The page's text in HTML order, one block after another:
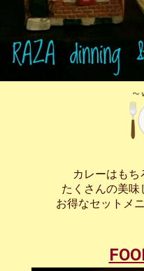
カレーはもち
たくさんの美味
お得なセットメ